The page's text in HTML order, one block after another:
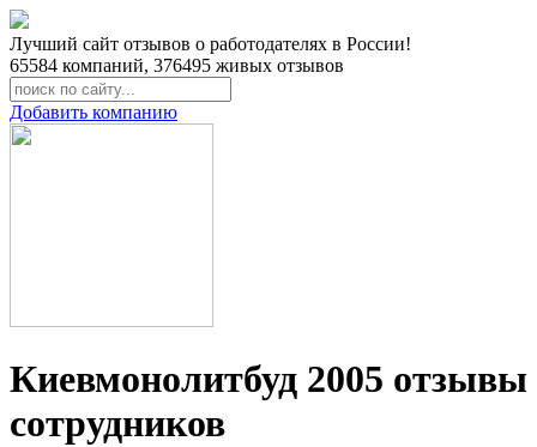
Лучший сайт отзывов о работодателях в России!
65584 компаний, 376495 живых отзывов
Добавить компанию
Киевмонолитбуд 2005 отзывы
сотрудников